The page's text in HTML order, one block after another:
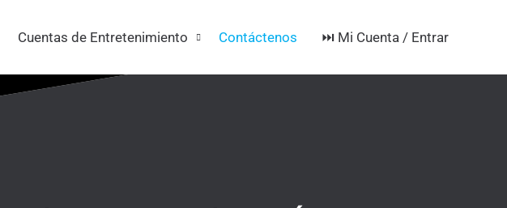
Cuentas de Entretenimiento Contáctenos ⏭️ Mi Cuenta / Entrar